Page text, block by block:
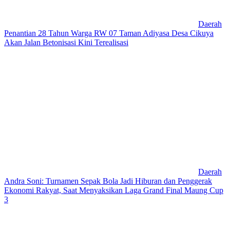
Daerah
Penantian 28 Tahun Warga RW 07 Taman Adiyasa Desa Cikuya
Akan Jalan Betonisasi Kini Terealisasi
Daerah
Andra Soni: Turnamen Sepak Bola Jadi Hiburan dan Penggerak
Ekonomi Rakyat, Saat Menyaksikan Laga Grand Final Maung Cup
3